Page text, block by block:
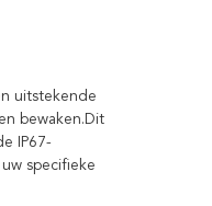
uitstekende
bewaken.Dit
IP67-
specifieke